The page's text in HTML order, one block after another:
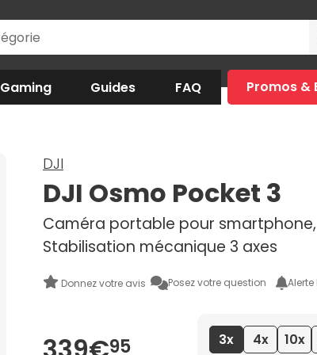
Gaming Guides FAQ Promos &
DJI
DJI Osmo Pocket 3
Caméra portable pour smartphone,
Stabilisation mécanique 3 axes
Donnez votre avis Posez votre question
95 3x 4x 10x